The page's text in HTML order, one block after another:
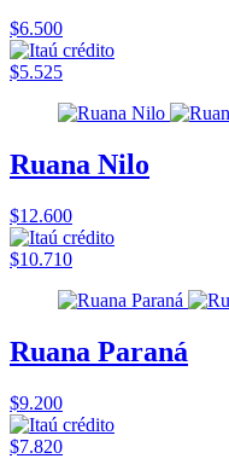
$6.500
$5.525
Ruana Nilo
$12.600
$10.710
Ruana Paraná
$9.200
$7.820